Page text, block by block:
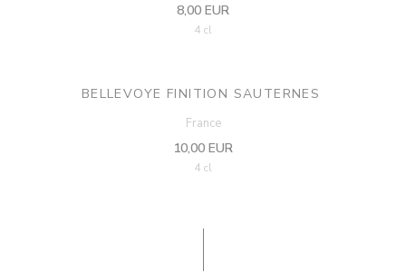
8,00 EUR
4 cl
BELLEVOYE FINITION SAUTERNES
France
10,00 EUR
4 cl